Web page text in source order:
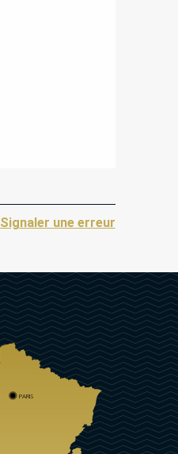
Signaler une erreur
PARIS